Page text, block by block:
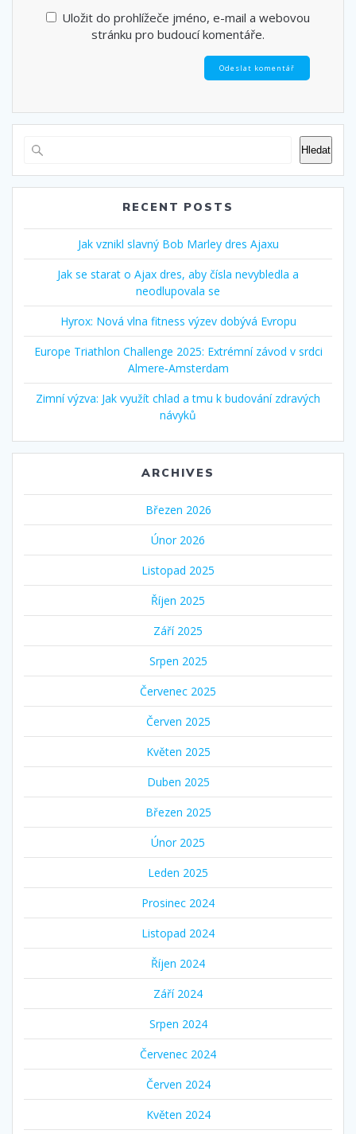
Uložit do prohlížeče jméno, e-mail a webovou
stránku pro budoucí komentáře.
Hledat
RECENT POSTS
Jak vznikl slavný Bob Marley dres Ajaxu
Jak se starat o Ajax dres, aby čísla nevybledla a
neodlupovala se
Hyrox: Nová vlna fitness výzev dobývá Evropu
Europe Triathlon Challenge 2025: Extrémní závod v srdci
Almere‑Amsterdam
Zimní výzva: Jak využít chlad a tmu k budování zdravých
návyků
ARCHIVES
Březen 2026
Únor 2026
Listopad 2025
Říjen 2025
Září 2025
Srpen 2025
Červenec 2025
Červen 2025
Květen 2025
Duben 2025
Březen 2025
Únor 2025
Leden 2025
Prosinec 2024
Listopad 2024
Říjen 2024
Září 2024
Srpen 2024
Červenec 2024
Červen 2024
Květen 2024